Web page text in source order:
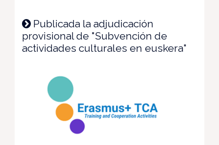
Publicada la adjudicación
provisional de "Subvención de
actividades culturales en euskera"